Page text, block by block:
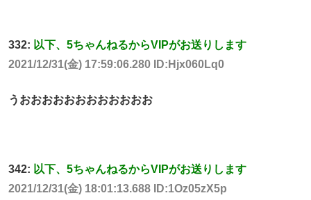
332: 以下、5ちゃんねるからVIPがお送りします
2021/12/31(金) 17:59:06.280 ID:Hjx060Lq0
うおおおおおおおおおおおお
342: 以下、5ちゃんねるからVIPがお送りします
2021/12/31(金) 18:01:13.688 ID:1Oz05zX5p